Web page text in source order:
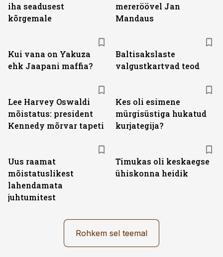
iha seadusest
kõrgemale
mereröövel Jan
Mandaus
Kui vana on Yakuza
ehk Jaapani maffia?
Baltisakslaste
valgustkartvad teod
Lee Harvey Oswaldi
mõistatus: president
Kennedy mõrvar tapeti
Kes oli esimene
mürgisüstiga hukatud
kurjategija?
Uus raamat
mõistatuslikest
lahendamata
juhtumitest
Timukas oli keskaegse
ühiskonna heidik
Rohkem sel teemal